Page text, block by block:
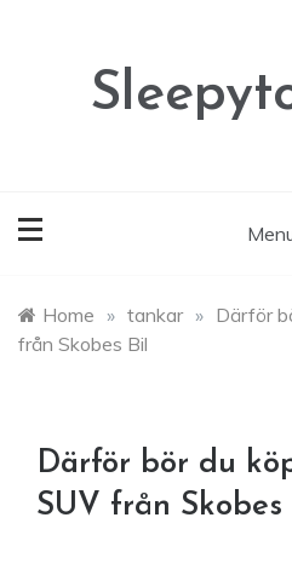
Home » tankar » Därför
från Skobes Bil
Därför bör du
SUV från Skobes